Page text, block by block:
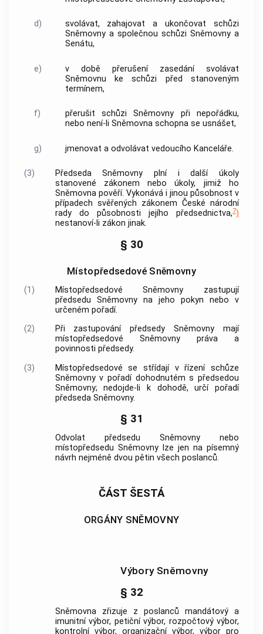
d)
svolávat, zahajovat a ukončovat schůzi
Sněmovny a společnou schůzi Sněmovny a
Senátu,
e)
v době přerušení zasedání svolávat
Sněmovnu ke schůzi před stanoveným
termínem,
f)
přerušit schůzi Sněmovny při nepořádku,
nebo není-li Sněmovna schopna se usnášet,
g) jmenovat a odvolávat vedoucího Kanceláře.
(3)
Předseda Sněmovny plní i další úkoly
stanovené zákonem nebo úkoly, jimiž ho
Sněmovna pověří. Vykonává i jinou působnost v
případech svěřených zákonem České národní
rady do působnosti jejího předsednictva,7)
nestanoví-li zákon jinak.
§ 30
Místopředsedové Sněmovny
(1)
Místopředsedové Sněmovny zastupují
předsedu Sněmovny na jeho pokyn nebo v
určeném pořadí.
(2)
Při zastupování předsedy Sněmovny mají
místopředsedové Sněmovny práva a
povinnosti předsedy.
(3)
Místopředsedové se střídají v řízení schůze
Sněmovny v pořadí dohodnutém s předsedou
Sněmovny; nedojde-li k dohodě, určí pořadí
předseda Sněmovny.
§ 31
Odvolat předsedu Sněmovny nebo
místopředsedu Sněmovny lze jen na písemný
návrh nejméně dvou pětin všech poslanců.
ČÁST ŠESTÁ
ORGÁNY SNĚMOVNY
Výbory Sněmovny
§ 32
Sněmovna zřizuje z poslanců mandátový a
imunitní výbor, petiční výbor, rozpočtový výbor,
kontrolní výbor, organizační výbor, výbor pro